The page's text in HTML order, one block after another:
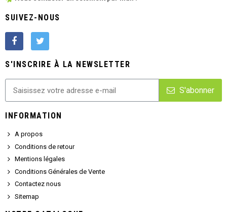
SUIVEZ-NOUS
S'INSCRIRE À LA NEWSLETTER
S'abonner
INFORMATION
A propos
Conditions de retour
Mentions légales
Conditions Générales de Vente
Contactez nous
Sitemap